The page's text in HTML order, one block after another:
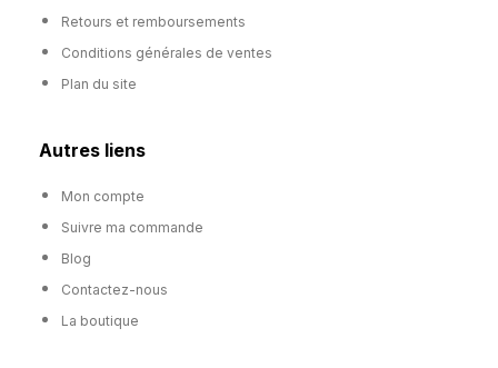
Retours et remboursements
Conditions générales de ventes
Plan du site
Autres liens
Mon compte
Suivre ma commande
Blog
Contactez-nous
La boutique